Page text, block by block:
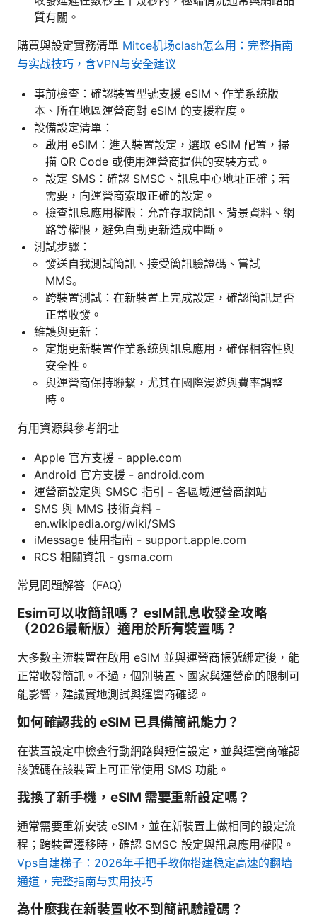
質有關。
購買與設定實務清單 Mitce机场clash怎么用：完整指南
与实战技巧，含VPN与安全建议
事前檢查：確認裝置型號支援 eSIM、作業系統版
本、所在地區運營商對 eSIM 的支援程度。
設備設定清單：
啟用 eSIM：進入裝置設定，選取 eSIM 配置，掃
描 QR Code 或使用運營商提供的安裝方式。
設定 SMS：確認 SMSC、訊息中心地址正確；若
需要，向運營商索取正確的設定。
檢查訊息應用權限：允許存取簡訊、背景資料、網
路等權限，避免自動更新造成中斷。
測試步驟：
發送自我測試簡訊、接受簡訊驗證碼、嘗試
MMS。
跨裝置測試：在新裝置上完成設定，確認簡訊是否
正常收發。
維護與更新：
定期更新裝置作業系統與訊息應用，確保相容性與
安全性。
與運營商保持聯繫，尤其在國際漫遊與費率調整
時。
有用資源與參考網址
Apple 官方支援 - apple.com
Android 官方支援 - android.com
運營商設定與 SMSC 指引 - 各區域運營商網站
SMS 與 MMS 技術資料 -
en.wikipedia.org/wiki/SMS
iMessage 使用指南 - support.apple.com
RCS 相關資訊 - gsma.com
常見問題解答（FAQ）
Esim可以收簡訊嗎？ esIM訊息收發全攻略
（2026最新版）適用於所有裝置嗎？
大多數主流裝置在啟用 eSIM 並與運營商帳號綁定後，能
正常收發簡訊。不過，個別裝置、國家與運營商的限制可
能影響，建議實地測試與運營商確認。
如何確認我的 eSIM 已具備簡訊能力？
在裝置設定中檢查行動網路與短信設定，並與運營商確認
該號碼在該裝置上可正常使用 SMS 功能。
我換了新手機，eSIM 需要重新設定嗎？
通常需要重新安裝 eSIM，並在新裝置上做相同的設定流
程；跨裝置遷移時，確認 SMSC 設定與訊息應用權限。
Vps自建梯子：2026年手把手教你搭建稳定高速的翻墙
通道，完整指南与实用技巧
為什麼我在新裝置收不到簡訊驗證碼？